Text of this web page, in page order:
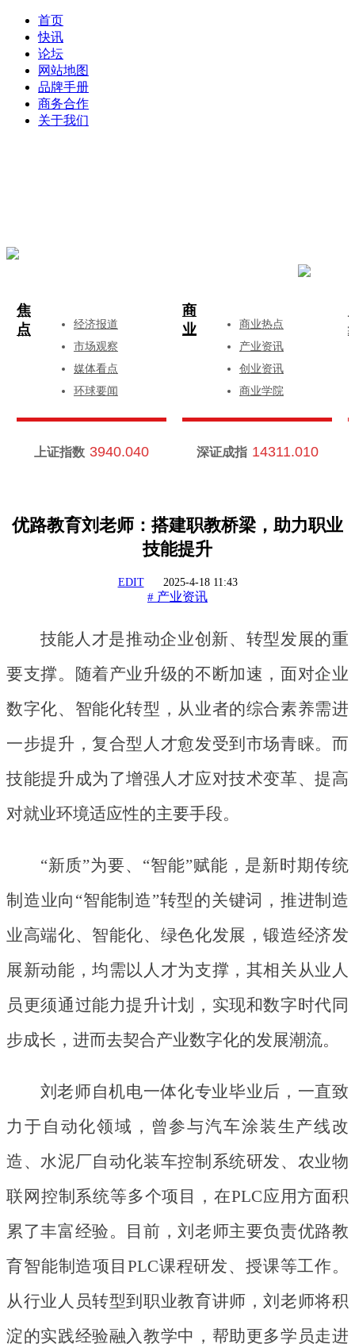
首页
快讯
论坛
网站地图
品牌手册
商务合作
关于我们
焦
点
经济报道
市场观察
媒体看点
环球要闻
商
业
商业热点
产业资讯
创业资讯
商业学院
上证指数 3940.040 深证成指 14311.010
优路教育刘老师：搭建职教桥梁，助力职业
技能提升
EDIT 2025-4-18 11:43
# 产业资讯
技能人才是推动企业创新、转型发展的重
要支撑。随着产业升级的不断加速，面对企业
数字化、智能化转型，从业者的综合素养需进
一步提升，复合型人才愈发受到市场青睐。而
技能提升成为了增强人才应对技术变革、提高
对就业环境适应性的主要手段。
“新质”为要、“智能”赋能，是新时期传统
制造业向“智能制造”转型的关键词，推进制造
业高端化、智能化、绿色化发展，锻造经济发
展新动能，均需以人才为支撑，其相关从业人
员更须通过能力提升计划，实现和数字时代同
步成长，进而去契合产业数字化的发展潮流。
刘老师自机电一体化专业毕业后，一直致
力于自动化领域，曾参与汽车涂装生产线改
造、水泥厂自动化装车控制系统研发、农业物
联网控制系统等多个项目，在PLC应用方面积
累了丰富经验。目前，刘老师主要负责优路教
育智能制造项目PLC课程研发、授课等工作。
从行业人员转型到职业教育讲师，刘老师将积
淀的实践经验融入教学中，帮助更多学员走进